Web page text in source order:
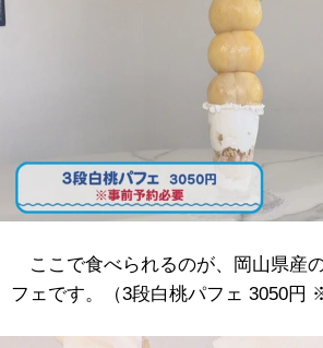
ここで食べられるのが、岡山県産
フェです。（3段白桃パフェ 3050円